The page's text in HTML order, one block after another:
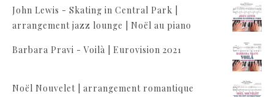
John Lewis - Skating in Central Park |
arrangement jazz lounge | Noël au piano
Barbara Pravi - Voilà | Eurovision 2021
Noël Nouvelet | arrangement romantique